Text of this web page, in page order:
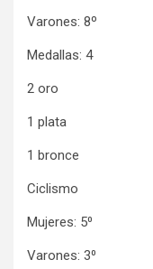
Varones: 8º
Medallas: 4
2 oro
1 plata
1 bronce
Ciclismo
Mujeres: 5⁰
Varones: 3⁰